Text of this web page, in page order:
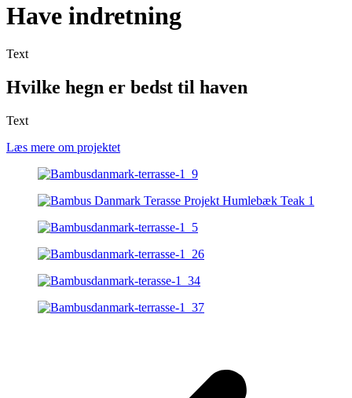
Have indretning
Text
Hvilke hegn er bedst til haven
Text
Læs mere om projektet